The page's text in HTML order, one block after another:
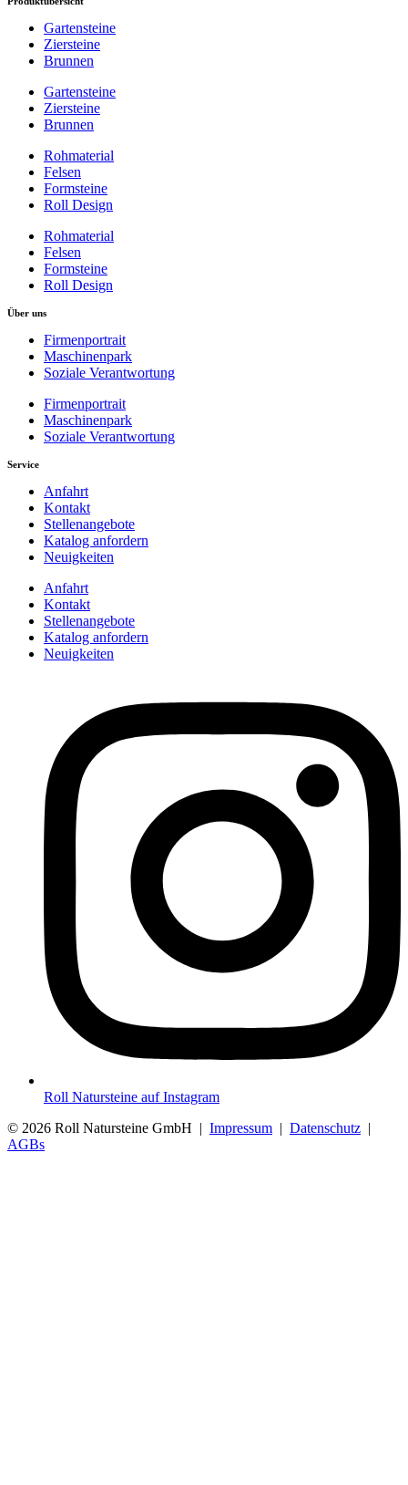
Gartensteine
Ziersteine
Brunnen
Gartensteine
Ziersteine
Brunnen
Rohmaterial
Felsen
Formsteine
Roll Design
Rohmaterial
Felsen
Formsteine
Roll Design
Über uns
Firmenportrait
Maschinenpark
Soziale Verantwortung
Firmenportrait
Maschinenpark
Soziale Verantwortung
Service
Anfahrt
Kontakt
Stellenangebote
Katalog anfordern
Neuigkeiten
Anfahrt
Kontakt
Stellenangebote
Katalog anfordern
Neuigkeiten
Roll Natursteine auf Instagram
© 2026 Roll Natursteine GmbH | Impressum | Datenschutz |
AGBs